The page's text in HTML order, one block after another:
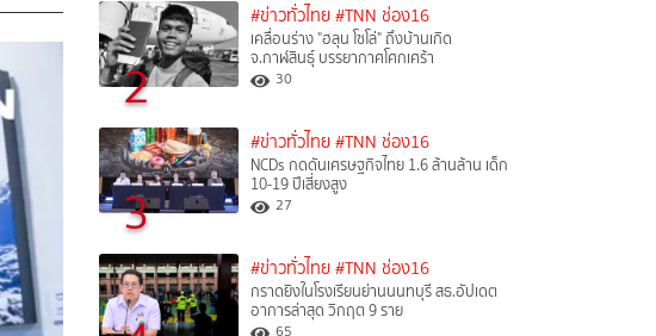
2
#ข่าวทั่วไทย #TNN ช่อง16
เคลื่อนร่าง "ฮลุน โซโล่" ถึงบ้านเกิด
จ.กาฬสินธุ์ บรรยากาศโศกเศร้า
30
3
#ข่าวทั่วไทย #TNN ช่อง16
NCDs กดดันเศรษฐกิจไทย 1.6 ล้านล้าน เด็ก
10-19 ปีเสี่ยงสูง
27
#ข่าวทั่วไทย #TNN ช่อง16
กราดยิงในโรงเรียนย่านนนทบุรี สธ.อัปเดต
อาการล่าสุด วิกฤต 9 ราย
65